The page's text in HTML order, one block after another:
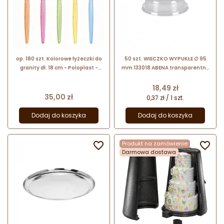
op. 180 szt. Kolorowe łyżeczki do
granity dł. 18 cm - Poloplast -
Cena
35,00 zł
Dodaj do koszyka
50 szt. WIECZKO WYPUKŁE ∅ 95
mm 133018 ABENA transparentna
Cena
18,49 zł
0,37 zł / 1 szt.
Dodaj do koszyka

Produkt na zamówienie
Darmowa dostawa
